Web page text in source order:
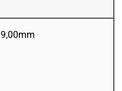
9,00mm